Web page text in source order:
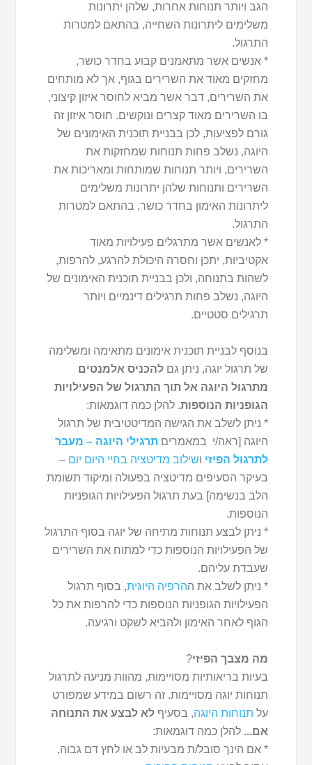
הגב ויותר תנוחות אחרות, שלהן יתרונות
משלימים ליתרונות השחייה, בהתאם למטרות
התרגול.
* אנשים אשר מתאמנים קבוע בחדר כושר,
מחזקים מאוד את השרירים בגוף, אך לא מותחים
את השרירים, דבר אשר מביא לחוסר איזון קיצוני,
בו השרירים מאוד קצרים ונוקשים. חוסר איזון זה
גורם לפציעות, לכן בבניית תוכנית האימונים של
היוגה, נשלב פחות תנוחות שמחזקות את
השרירים, ויותר תנוחות שמותחות ומאריכות את
השרירים ותנוחות שלהן יתרונות משלימים
ליתרונות האימון בחדר כושר, בהתאם למטרות
התרגול.
* לאנשים אשר מתרגלים פעילויות מאוד
אקטיביות, יתכן וחסרה היכולת להרגע, להרפות,
לשהות בתנוחה, ולכן בבניית תוכנית האימונים של
היוגה, נשלב פחות תרגילים דינמיים ויותר
תרגילים סטטיים.
בנוסף לבניית תוכנית אימונים מתאימה ומשלימה
של תרגול יוגה, ניתן גםלהכניס אלמנטים
מתרגול היוגה אל תוך התרגול של הפעילויות
הגופניות הנוספות. להלן כמה דוגמאות:
* ניתן לשלב את הגישה המדיטטיבית של תרגול
היוגה [ראה/י במאמריםתרגילי היוגה – מעבר
לתרגול הפיזי ושילוב מדיטציה בחיי היום יום –
בעיקר הסעיפים מדיטציה בפעולה ומיקוד תשומת
הלב בנשימה] בעת תרגול הפעילויות הגופניות
הנוספות.
* ניתן לבצע תנוחות מתיחה של יוגה בסוף התרגול
של הפעילויות הנוספות כדי למתוח את השרירים
שעבדת עליהם.
* ניתן לשלב את ההרפיה היוגית, בסוף תרגול
הפעילויות הגופניות הנוספות כדי להרפות את כל
הגוף לאחר האימון ולהביא לשקט ורגיעה.
מה מצבך הפיזי?
בעיות בריאותיות מסויימות, מהוות מניעה לתרגול
תנוחות יוגה מסויימות. זה רשום במידע שמפורט
על תנוחות היוגה, בסעיףלא לבצע את התנוחה
אם... להלן כמה דוגמאות:
* אם הינך סובל/ת מבעיות לב או לחץ דם גבוה,